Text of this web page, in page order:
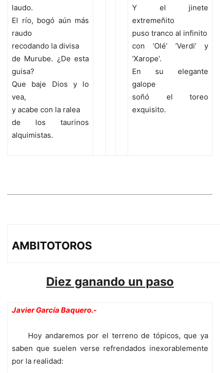
laudo.
El río, bogó aún más
raudo
recodando la divisa
de Murube. ¿De esta
guisa?
Que baje Dios y lo
vea,
y acabe con la ralea
de los taurinos
alquimistas.
Y el jinete
extremeñito
puso tranco al infinito
con ‘Olé’ ‘Verdi’ y
‘Xarope’.
En su elegante
galope
soñó el toreo
exquisito.
AMBITOTOROS
Diez ganando un paso
Javier García Baquero.-
Hoy andaremos por el terreno de tópicos, que ya
saben que suelen verse refrendados inexorablemente
por la realidad: